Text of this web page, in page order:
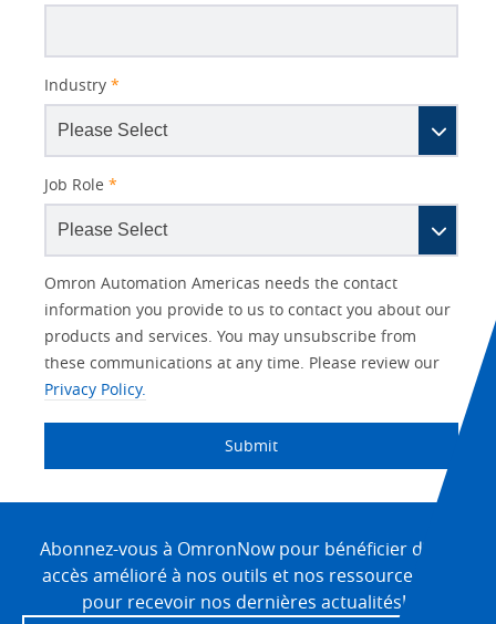
Industry *
Job Role *
Other
Lead
Source
Lead
Source
Detail
Status
Opt-in
Marketing
No
Yes
I
am
an
Your
Role
Product Family
Interest
Automation
Components
and Vision
Solutions Interest
IO Link
Panel Building
Quality Control
Safety Solutions
Traceability
Omron Automation Americas needs the contact
information you provide to us to contact you about our
products and services. You may unsubscribe from
these communications at any time. Please review our
Privacy Policy.
Submit
FooterAbonnez-vous à OmronNow pour bénéficier d’un
accès amélioré à nos outils et nos ressources, et
pour recevoir nos dernières actualités!